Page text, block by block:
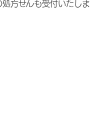
方せんも受付いたしま